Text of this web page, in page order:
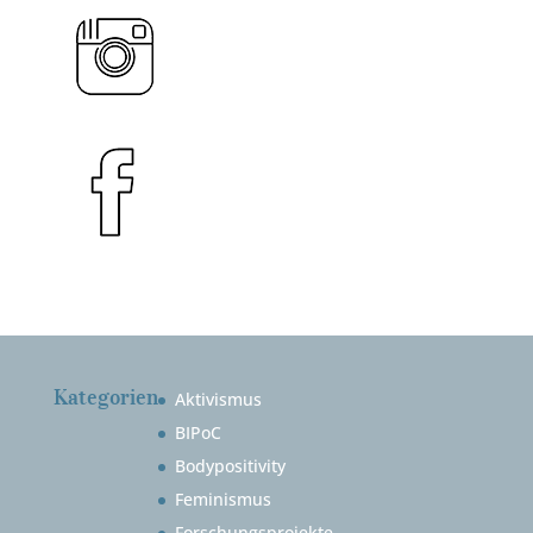
Kategorien
Aktivismus
BIPoC
Bodypositivity
Feminismus